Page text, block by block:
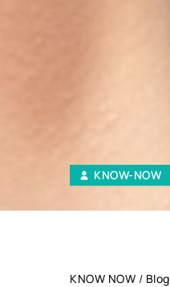
KNOW-NOW
KNOW NOW / Blog